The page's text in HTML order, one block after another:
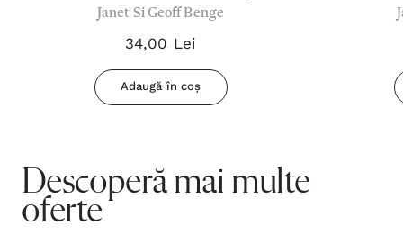
& Geoff Benge (Biografii)
Janet Si Geoff Benge
34,00 Lei
Adaugă în coș
răutate -
Descoperă mai multe
oferte